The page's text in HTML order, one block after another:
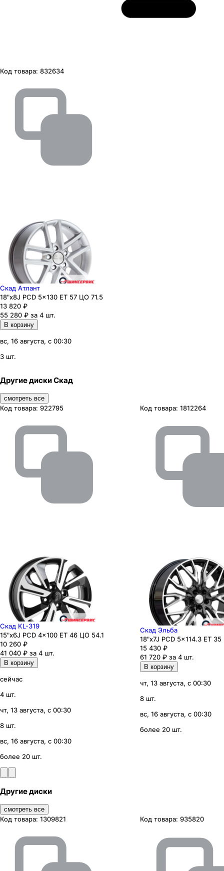
Код товара: 832634
Скад Атлант
18"x8J PCD 5x130 ЕТ 57 ЦО 71.5
13 820 ₽
55 280 ₽ за 4 шт.
В корзину
вс, 16 августа, с 00:30
3 шт.
Другие диски Скад
смотреть все
Код товара: 922795
Скад KL-319
15"x6J PCD 4x100 ЕТ 46 ЦО 54.1
10 260 ₽
41 040 ₽ за 4 шт.
В корзину
сейчас
4 шт.
чт, 13 августа, с 00:30
8 шт.
вс, 16 августа, с 00:30
более 20 шт.
Код товара: 1812264
Скад Эльба
18"x7J PCD 5x114.3 ЕТ
15 430 ₽
61 720 ₽ за 4 шт.
В корзину
чт, 13 августа, с 00:30
8 шт.
вс, 16 августа, с 00:30
более 20 шт.
Другие диски
смотреть все
Код товара: 1309821 Код товара: 935820